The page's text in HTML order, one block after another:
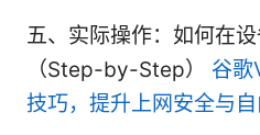
五、实际操作：如何在
（Step-by-Step） 谷歌
技巧，提升上网安全与自